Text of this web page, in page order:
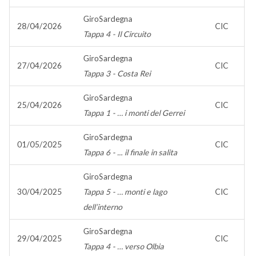
28/04/2026
GiroSardegna
Tappa 4 - Il Circuito
CIC
27/04/2026
GiroSardegna
Tappa 3 - Costa Rei
CIC
25/04/2026
GiroSardegna
Tappa 1 - … i monti del Gerrei
CIC
01/05/2025
GiroSardegna
Tappa 6 - ... il finale in salita
CIC
30/04/2025
GiroSardegna
Tappa 5 - … monti e lago
dell’interno
CIC
29/04/2025
GiroSardegna
Tappa 4 - … verso Olbia
CIC